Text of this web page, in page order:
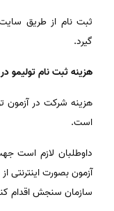
ثبت نام از طریق
گیرد.
هزینه ثبت نام تولیمو در
است.
داوطلبان لازم است
آزمون بصورت اینترنتی
سازمان سنجش اقدام